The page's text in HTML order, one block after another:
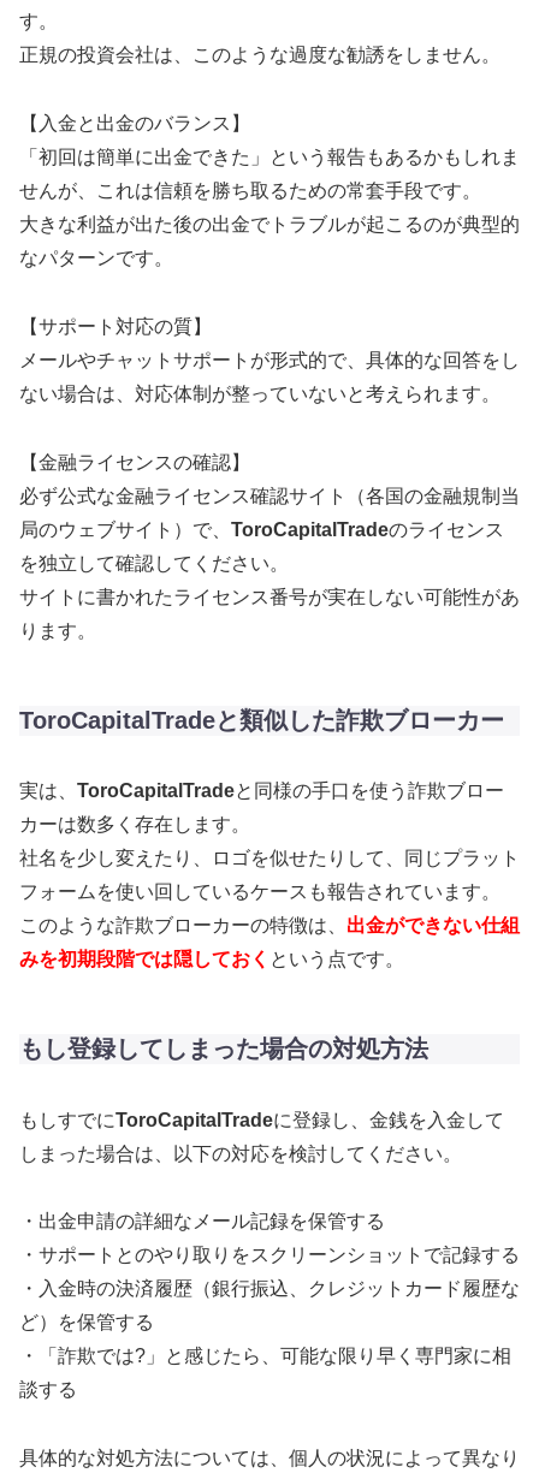
す。
正規の投資会社は、このような過度な勧誘をしません。
【入金と出金のバランス】
「初回は簡単に出金できた」という報告もあるかもしれま
せんが、これは信頼を勝ち取るための常套手段です。
大きな利益が出た後の出金でトラブルが起こるのが典型的
なパターンです。
【サポート対応の質】
メールやチャットサポートが形式的で、具体的な回答をし
ない場合は、対応体制が整っていないと考えられます。
【金融ライセンスの確認】
必ず公式な金融ライセンス確認サイト（各国の金融規制当
局のウェブサイト）で、 ToroCapitalTradeのライセンス
を独立して確認してください。
サイトに書かれたライセンス番号が実在しない可能性があ
ります。
ToroCapitalTradeと類似した詐欺ブローカー
実は、 ToroCapitalTradeと同様の手口を使う詐欺ブロー
カーは数多く存在します。
社名を少し変えたり、ロゴを似せたりして、同じプラット
フォームを使い回しているケースも報告されています。
このような詐欺ブローカーの特徴は、 出金ができない仕組
みを初期段階では隠しておく という点です。
もし登録してしまった場合の対処方法
もしすでにToroCapitalTradeに登録し、金銭を入金して
しまった場合は、以下の対応を検討してください。
・出金申請の詳細なメール記録を保管する
・サポートとのやり取りをスクリーンショットで記録する
・入金時の決済履歴（銀行振込、クレジットカード履歴な
ど）を保管する
・「詐欺では?」と感じたら、可能な限り早く専門家に相
談する
具体的な対処方法については、個人の状況によって異なり